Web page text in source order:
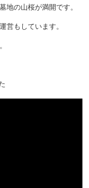
地の山桜が満開です。
営もしています。